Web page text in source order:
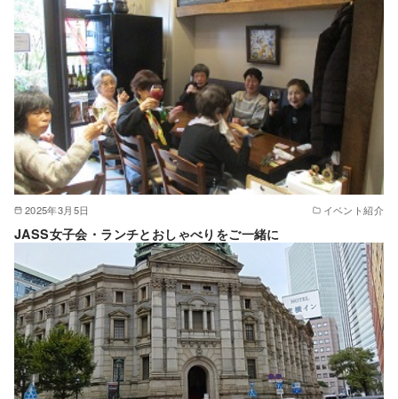
2025年3月5日 イベント紹介
JASS女子会・ランチとおしゃべりをご一緒に